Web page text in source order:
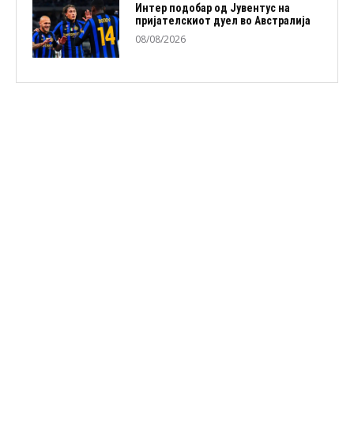
Интер подобар од Јувентус на
пријателскиот дуел во Австралија
08/08/2026